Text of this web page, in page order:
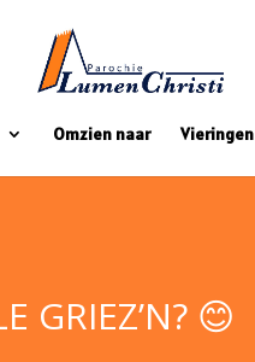
Omzien naar Vieringen
GRIEZ’N? 😊